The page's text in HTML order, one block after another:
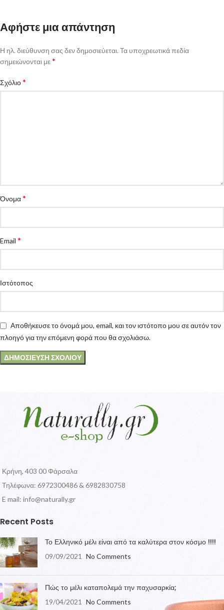
Αφήστε μια απάντηση
Η ηλ. διεύθυνση σας δεν δημοσιεύεται. Τα υποχρεωτικά πεδία
σημειώνονται με*
Σχόλιο*
Όνομα*
Email *
Ιστότοπος
Αποθήκευσε το όνομά μου, email, και τον ιστότοπο μου σε αυτόν τον
πλοηγό για την επόμενη φορά που θα σχολιάσω.
Κρήνη, 403 00 Φάρσαλα
Τηλέφωνα: 6972300486 & 6982830758
E mail: info@naturally.gr
Recent Posts
Το Ελληνικό μέλι είναι από τα καλύτερα στον κόσμο !!!!
09/09/2021 No Comments
Πώς το μέλι καταπολεμά την παχυσαρκία;
19/04/2021 No Comments